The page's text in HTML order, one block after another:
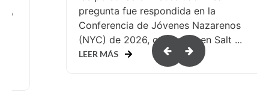
pregunta fue respondida en la
Conferencia de Jóvenes Nazarenos
(NYC) de 2026, celebrada en Salt ...
LEER MÁS